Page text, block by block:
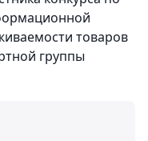
товаров
группы